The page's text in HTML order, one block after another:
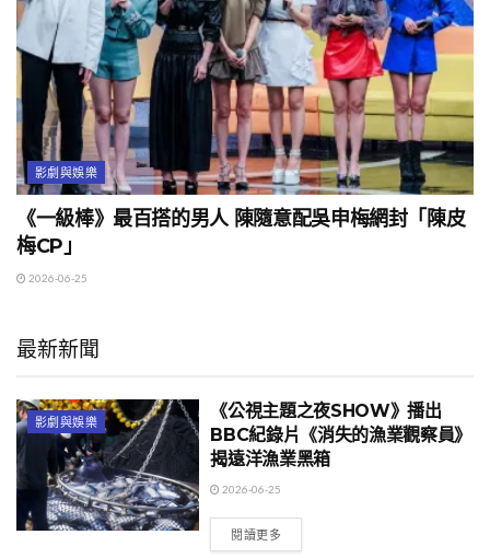
影劇與娛樂
《一級棒》最百搭的男人 陳隨意配吳申梅網封「陳皮
梅CP」
2026-06-25
最新新聞
影劇與娛樂
《公視主題之夜SHOW》播出
BBC紀錄片《消失的漁業觀察員》
揭遠洋漁業黑箱
2026-06-25
閱讀更多